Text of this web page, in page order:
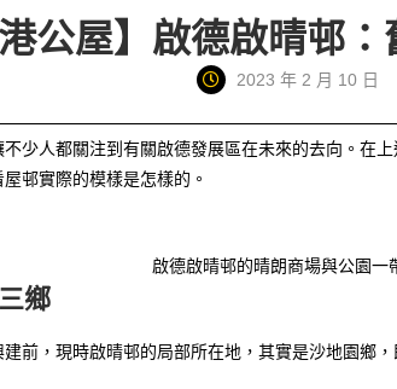
港公屋】啟德啟晴邨
2023 年 2 月 10 日
少人都關注到有關啟德發展區在未來的去向。在
邨實際的模樣是怎樣的。
啟德啟晴邨的晴朗商場與公園一
鄉
前，現時啟晴邨的局部所在地，其實是沙地園鄉，